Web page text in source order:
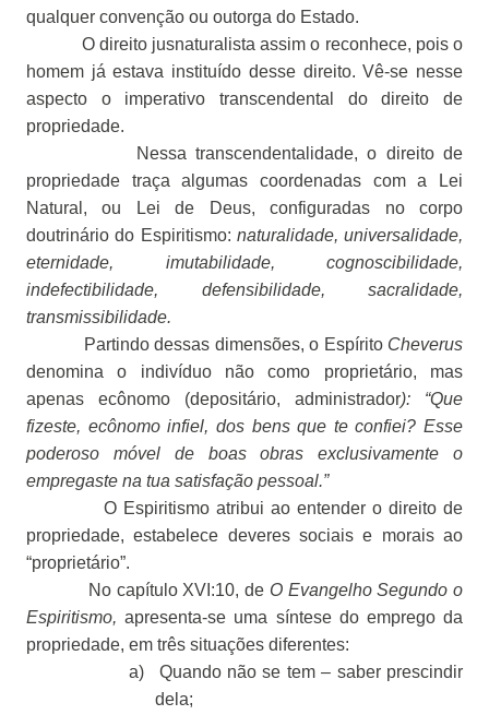
qualquer convenção ou outorga do Estado.
O direito jusnaturalista assim o reconhece, pois o
homem já estava instituído desse direito. Vê-se nesse
aspecto o imperativo transcendental do direito de
propriedade.
Nessa transcendentalidade, o direito de
propriedade traça algumas coordenadas com a Lei
Natural, ou Lei de Deus, configuradas no corpo
doutrinário do Espiritismo: naturalidade, universalidade,
eternidade, imutabilidade, cognoscibilidade,
indefectibilidade, defensibilidade, sacralidade,
transmissibilidade.
Partindo dessas dimensões, o Espírito Cheverus
denomina o indivíduo não como proprietário, mas
apenas ecônomo (depositário, administrador): “Que
fizeste, ecônomo infiel, dos bens que te confiei? Esse
poderoso móvel de boas obras exclusivamente o
empregaste na tua satisfação pessoal.”
O Espiritismo atribui ao entender o direito de
propriedade, estabelece deveres sociais e morais ao
“proprietário”.
No capítulo XVI:10, de O Evangelho Segundo o
Espiritismo,apresenta-se uma síntese do emprego da
propriedade, em três situações diferentes:
a)
Quando não se tem – saber prescindir
dela;